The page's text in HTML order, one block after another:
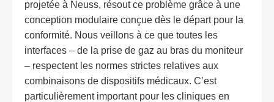
projetée à Neuss, résout ce problème grâce à une
conception modulaire conçue dès le départ pour la
conformité. Nous veillons à ce que toutes les
interfaces – de la prise de gaz au bras du moniteur
– respectent les normes strictes relatives aux
combinaisons de dispositifs médicaux. C’est
particulièrement important pour les cliniques en